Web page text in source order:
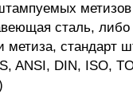
метизов
сталь, либо
метиза, стандарт
ANSI, DIN, ISO,